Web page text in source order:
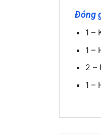
Đóng
1 –
1 –
2 –
1 –